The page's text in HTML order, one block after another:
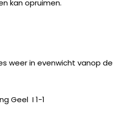
kan opruimen.
weer in evenwicht vanop de
Geel I 1-1